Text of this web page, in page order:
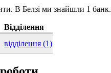
В Белзі ми знайшли 1 банк.
Відділення
відділення (1)